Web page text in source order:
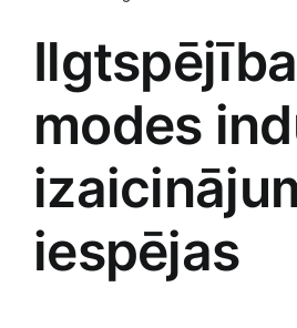
Ilgtspējība
modes
iespējas